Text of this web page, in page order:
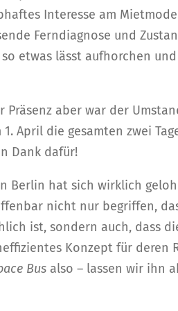
Interesse am
Ferndiagnose und
etwas lässt aufhorchen
Präsenz aber war der
April die gesamten zwei
Dank dafür!
Berlin hat sich wirklich
nicht nur begriffen,
ist, sondern auch, dass
Konzept für deren
Bus also – lassen wir ihn